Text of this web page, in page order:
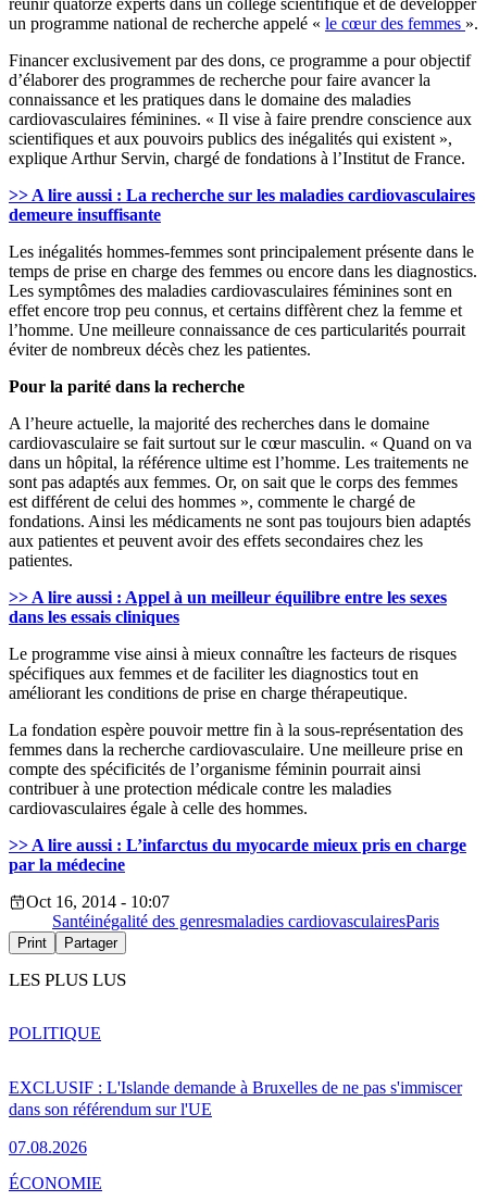
réunir quatorze experts dans un collège scientifique et de développer
un programme national de recherche appelé « le cœur des femmes ».
Financer exclusivement par des dons, ce programme a pour objectif
d’élaborer des programmes de recherche pour faire avancer la
connaissance et les pratiques dans le domaine des maladies
cardiovasculaires féminines. « Il vise à faire prendre conscience aux
scientifiques et aux pouvoirs publics des inégalités qui existent »,
explique Arthur Servin, chargé de fondations à l’Institut de France.
>> A lire aussi : La recherche sur les maladies cardiovasculaires
demeure insuffisante
Les inégalités hommes-femmes sont principalement présente dans le
temps de prise en charge des femmes ou encore dans les diagnostics.
Les symptômes des maladies cardiovasculaires féminines sont en
effet encore trop peu connus, et certains diffèrent chez la femme et
l’homme. Une meilleure connaissance de ces particularités pourrait
éviter de nombreux décès chez les patientes.
Pour la parité dans la recherche
A l’heure actuelle, la majorité des recherches dans le domaine
cardiovasculaire se fait surtout sur le cœur masculin. « Quand on va
dans un hôpital, la référence ultime est l’homme. Les traitements ne
sont pas adaptés aux femmes. Or, on sait que le corps des femmes
est différent de celui des hommes », commente le chargé de
fondations. Ainsi les médicaments ne sont pas toujours bien adaptés
aux patientes et peuvent avoir des effets secondaires chez les
patientes.
>> A lire aussi : Appel à un meilleur équilibre entre les sexes
dans les essais cliniques
Le programme vise ainsi à mieux connaître les facteurs de risques
spécifiques aux femmes et de faciliter les diagnostics tout en
améliorant les conditions de prise en charge thérapeutique.
La fondation espère pouvoir mettre fin à la sous-représentation des
femmes dans la recherche cardiovasculaire. Une meilleure prise en
compte des spécificités de l’organisme féminin pourrait ainsi
contribuer à une protection médicale contre les maladies
cardiovasculaires égale à celle des hommes.
>> A lire aussi : L’infarctus du myocarde mieux pris en charge
par la médecine
Oct 16, 2014 - 10:07
Santéinégalité des genresmaladies cardiovasculairesParis
Print Partager
LES PLUS LUS
EXCLUSIF : L'Islande demande à Bruxelles de ne pas s'immiscer
dans son référendum sur l'UE
07.08.2026
POLITIQUE
ÉCONOMIE